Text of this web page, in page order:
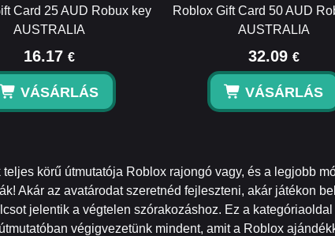
Card 25 AUD Robux key
AUSTRALIA
16.17 €
VÁSÁRLÁS
Roblox Gift Card 50 AUD
AUSTRALIA
32.09 €
VÁSÁRLÁS
körű útmutatója Roblox rajongó vagy, és a legjobb
Akár az avatárodat szeretnéd fejleszteni, akár játékon
jelentik a végtelen szórakozáshoz. Ez a
végigvezetünk mindent, amit a Roblox